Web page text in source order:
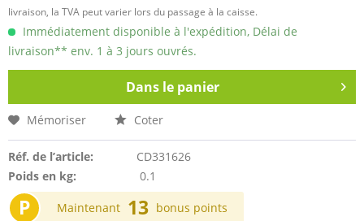
livraison, la TVA peut varier lors du passage à la caisse.
Immédiatement disponible à l'expédition, Délai de
livraison** env. 1 à 3 jours ouvrés.
Dans le panier
Mémoriser Coter
Réf. de l’article:
CD331626
Poids en kg:
0.1
P Maintenant 13 bonus points